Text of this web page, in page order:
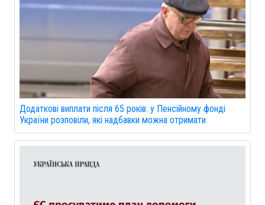
Додаткові виплати після 65 років: у Пенсійному фонді
України розповіли, які надбавки можна отримати